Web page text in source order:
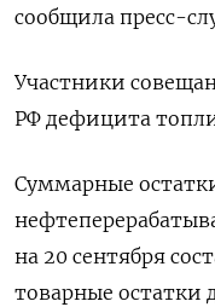
сообщила пресс-
Участники
РФ дефицита
Суммарные
на 20 сентября
товарные остатки